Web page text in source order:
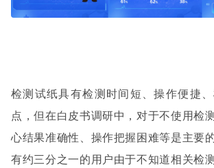
检测试纸具有检测时间短、操作便捷
点，但在白皮书调研中，对于不使用检
心结果准确性、操作把握困难等是主要
有约三分之一的用户由于不知道相关检